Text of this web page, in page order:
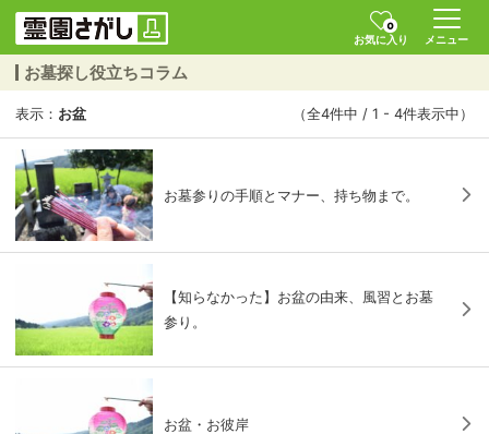
0
お気に入り
メニュー
お墓探し役立ちコラム
表示： お盆 （全4件中 / 1 - 4件表示中）
お墓参りの手順とマナー、持ち物まで。
【知らなかった】お盆の由来、風習とお墓
参り。
お盆・お彼岸